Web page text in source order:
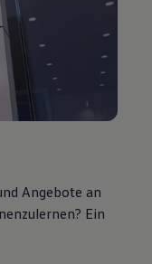
Angebote an
Ein